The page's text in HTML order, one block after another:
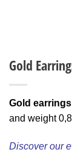
Gold
Gold earrings
and weight
Discover our